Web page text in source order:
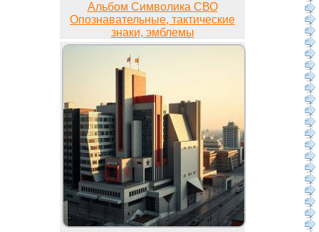
Альбом Символика СВО
Опознавательные, тактические
знаки, эмблемы